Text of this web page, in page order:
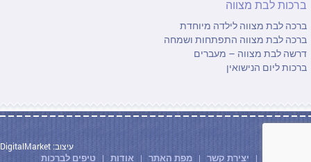
ברכות לבת מצווה
ברכה לבת מצווה לילדה מיוחדת
ברכה לבת מצווה התפתחות ושמחה
דרשה לבת מצווה – מעברים
ברכות ליום הנישואין
DigitalMarket :עיצוב
| יצירת קשר | מפת האתר | אודות | טיפים לברכות